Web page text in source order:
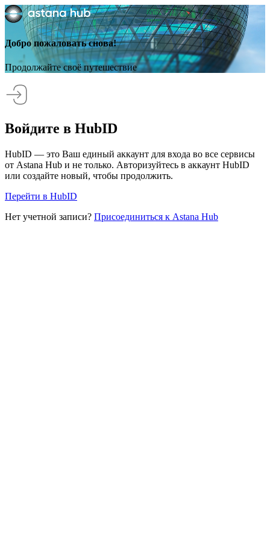
Добро пожаловать снова!
Продолжайте своё путешествие
Войдите в HubID
HubID — это Ваш единый аккаунт для входа во все сервисы
от Astana Hub и не только. Авторизуйтесь в аккаунт HubID
или создайте новый, чтобы продолжить.
Перейти в HubID
Нет учетной записи? Присоединиться к Astana Hub